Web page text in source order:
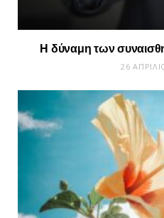
Η δύναμη των
26